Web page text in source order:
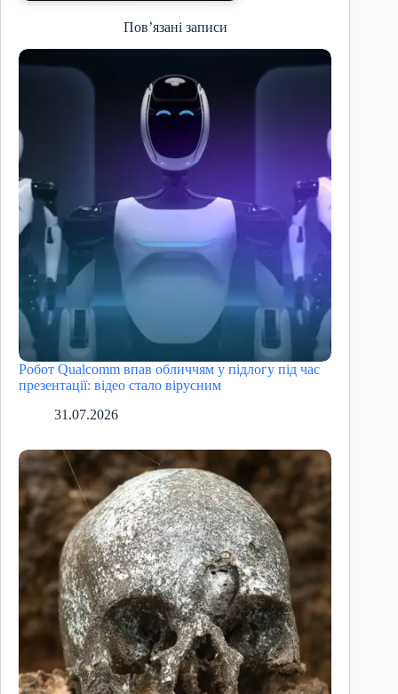
Пов’язані записи
Робот Qualcomm впав обличчям у підлогу під час
презентації: відео стало вірусним
31.07.2026